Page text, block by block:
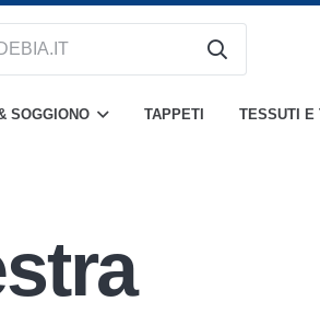
SOGGIONO TAPPETI TESSUTI E